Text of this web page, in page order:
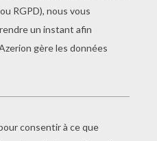
pour les
à côté des
de chez vous et
famille !